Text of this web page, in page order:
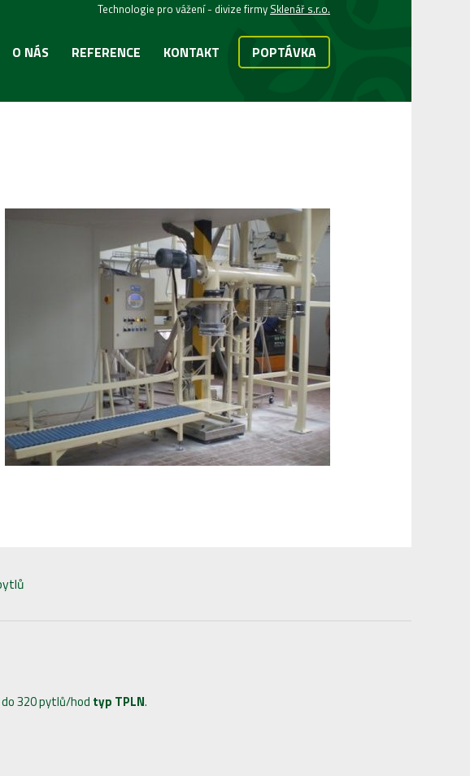
Technologie pro vážení - divize firmy Sklenář s.r.o.
O NÁS REFERENCE KONTAKT POPTÁVKA
320 pytlů/hod typ TPLN.